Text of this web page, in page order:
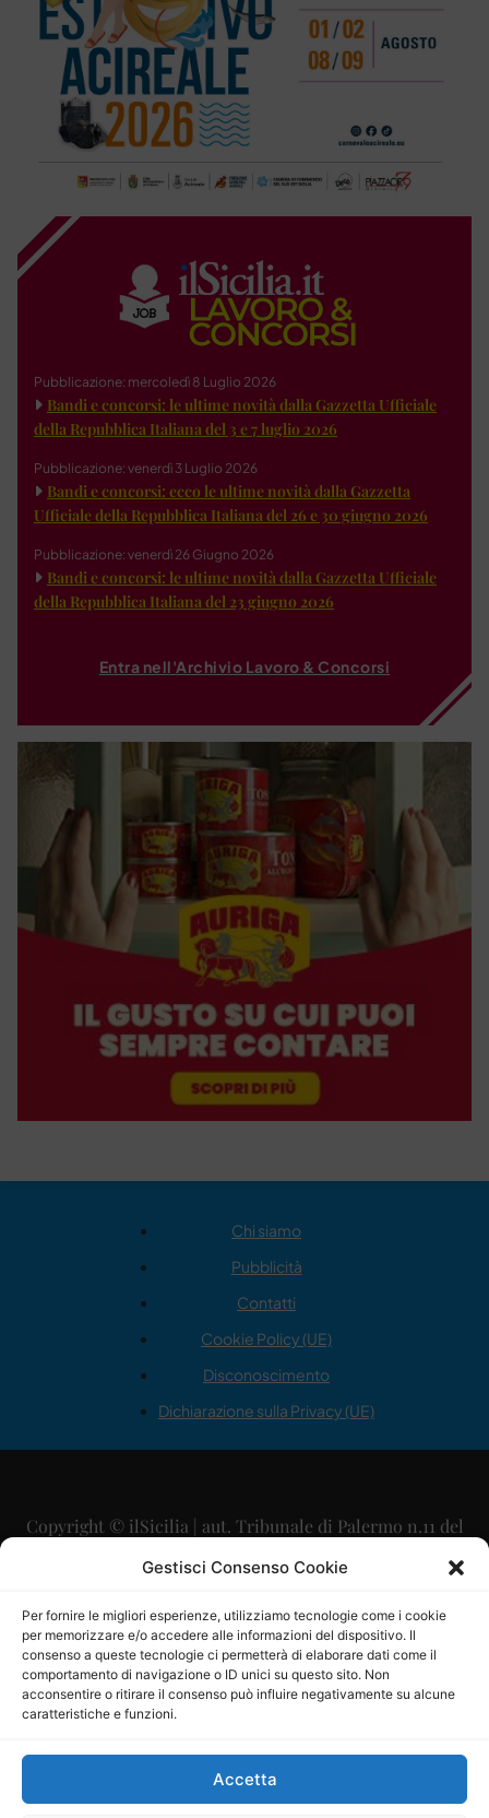
Gestisci Consenso Cookie
Per fornire le migliori esperienze, utilizziamo tecnologie come i cookie
per memorizzare e/o accedere alle informazioni del dispositivo. Il
consenso a queste tecnologie ci permetterà di elaborare dati come il
comportamento di navigazione o ID unici su questo sito. Non
acconsentire o ritirare il consenso può influire negativamente su alcune
caratteristiche e funzioni.
Accetta
Pubblicazione: mercoledì 8 Luglio 2026
Bandi e concorsi: le ultime novità dalla Gazzetta Ufficiale
della Repubblica Italiana del 3 e 7 luglio 2026
Pubblicazione: venerdì 3 Luglio 2026
Bandi e concorsi: ecco le ultime novità dalla Gazzetta
Ufficiale della Repubblica Italiana del 26 e 30 giugno 2026
Pubblicazione: venerdì 26 Giugno 2026
Bandi e concorsi: le ultime novità dalla Gazzetta Ufficiale
della Repubblica Italiana del 23 giugno 2026
Entra nell'Archivio Lavoro & Concorsi
Chi siamo
Pubblicità
Contatti
Cookie Policy (UE)
Disconoscimento
Dichiarazione sulla Privacy (UE)
Copyright © ilSicilia | aut. Tribunale di Palermo n.11 del
29/09/2015
Direttore Editoriale: Maurizio Scaglione
Direttore Responsabile: Maria Calabrese
P.IVA: 06334930820
Mercurio Comunicazione Società Cooperativa a r.l. è